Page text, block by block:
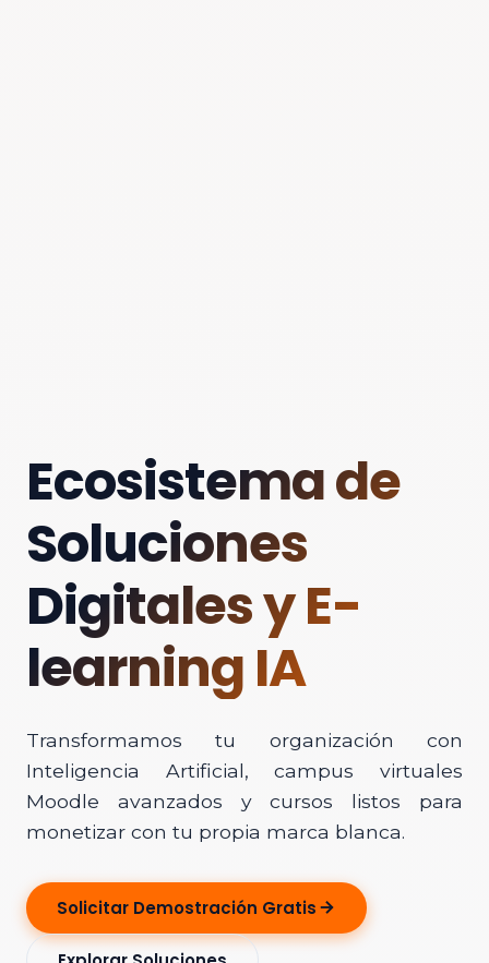
Ecosistema de
Soluciones
Digitales y E-
learning IA
Transformamos tu organización con
Inteligencia Artificial, campus virtuales
Moodle avanzados y cursos listos para
monetizar con tu propia marca blanca.
Solicitar Demostración Gratis